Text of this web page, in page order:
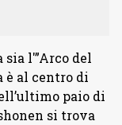
sia l'”Arco del
è al centro di
paio di
si trova